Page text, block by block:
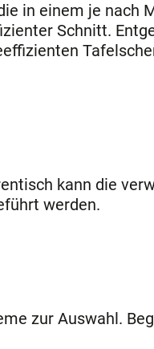
in einem je
Schnitt.
kann die
werden.
zur Auswahl.